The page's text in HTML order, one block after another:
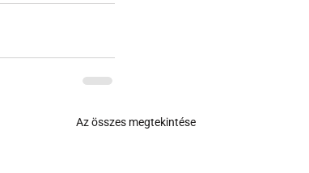
Az összes megtekintése